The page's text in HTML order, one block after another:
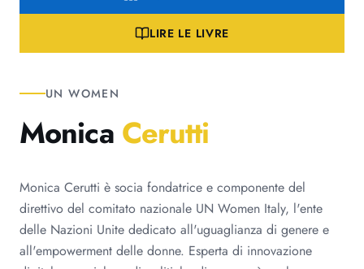
LIRE LE LIVRE
UN WOMEN
Monica Cerutti
Monica Cerutti è socia fondatrice e componente del
direttivo del comitato nazionale UN Women Italy, l'ente
delle Nazioni Unite dedicato all'uguaglianza di genere e
all'empowerment delle donne. Esperta di innovazione